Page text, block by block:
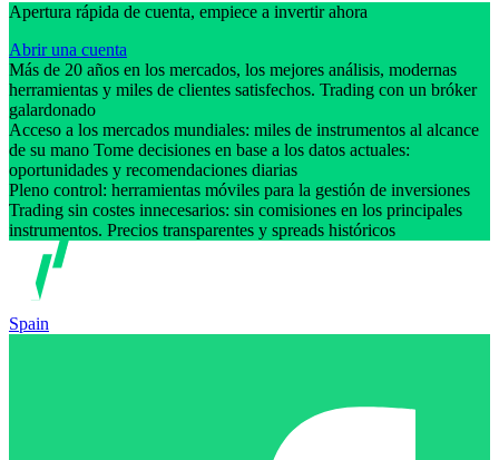
Apertura rápida de cuenta, empiece a invertir ahora
Abrir una cuenta
Más de 20 años en los mercados, los mejores análisis, modernas
herramientas y miles de clientes satisfechos. Trading con un bróker
galardonado
Acceso a los mercados mundiales: miles de instrumentos al alcance
de su mano Tome decisiones en base a los datos actuales:
oportunidades y recomendaciones diarias
Pleno control: herramientas móviles para la gestión de inversiones
Trading sin costes innecesarios: sin comisiones en los principales
instrumentos. Precios transparentes y spreads históricos
Spain